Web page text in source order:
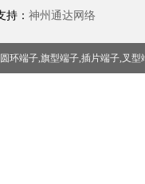
持： 神州通达网络
环端子,旗型端子,插片端子,